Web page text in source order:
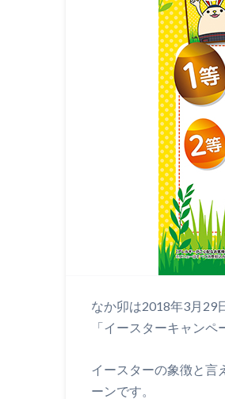
なか卯は2018年3月29
「イースターキャンペ
イースターの象徴と言
ーンです。